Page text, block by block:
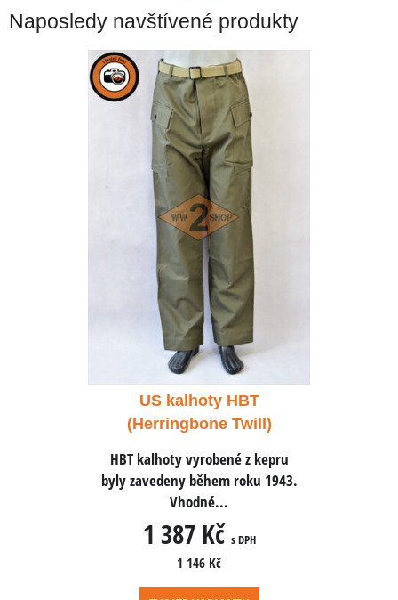
Naposledy navštívené produkty
US kalhoty HBT
(Herringbone Twill)
HBT kalhoty vyrobené z kepru
byly zavedeny během roku 1943.
Vhodné...
1 387 Kč s DPH
1 146 Kč